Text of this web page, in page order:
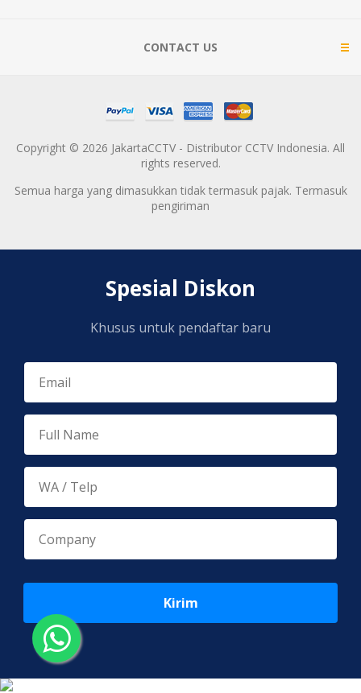
CONTACT US
Copyright © 2026 JakartaCCTV - Distributor CCTV Indonesia. All
rights reserved.
Semua harga yang dimasukkan tidak termasuk pajak. Termasuk
pengiriman
Spesial Diskon
Khusus untuk pendaftar baru
Kirim